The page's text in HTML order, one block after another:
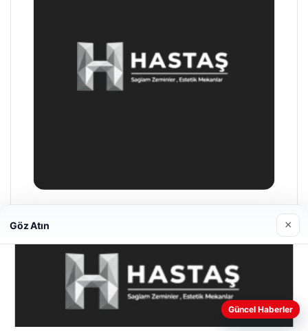
Enes Kaplan Avukatlık Bürosu
Web sitemizi nasıl kullandığınızı daha iyi anlayabilmek,
deneyiminizi kişiselleştirmek ve geliştirmek amacıyla çerezler
Göz Atın ×
Güncel Haberler